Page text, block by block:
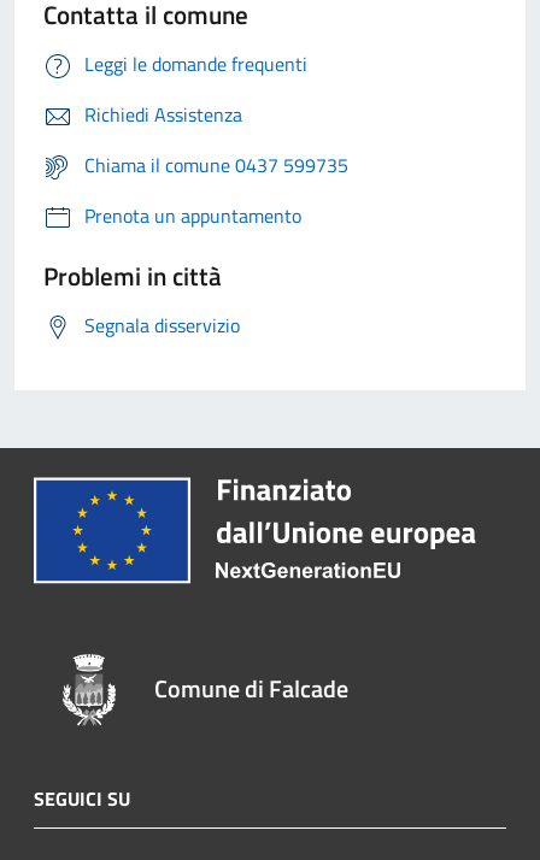
Contatta il comune
Leggi le domande frequenti
Richiedi Assistenza
Chiama il comune 0437 599735
Prenota un appuntamento
Problemi in città
Segnala disservizio
Comune di Falcade
SEGUICI SU